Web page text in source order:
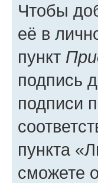
Чтобы
её в
пункт
подпись
подписи
пункта
сможете